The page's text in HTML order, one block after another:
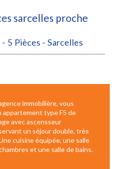
sarcelles proche
5 Pièces - Sarcelles
immobilière, vous
appartement type F5 de
avec ascensseur
un séjour double, très
cuisine équipée, une salle
et une salle de bains.